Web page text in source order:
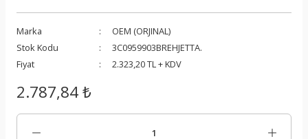
Marka
OEM (ORJINAL)
Stok Kodu
3C0959903BREHJETTA.
Fiyat
2.323,20 TL + KDV
2.787,84 ₺